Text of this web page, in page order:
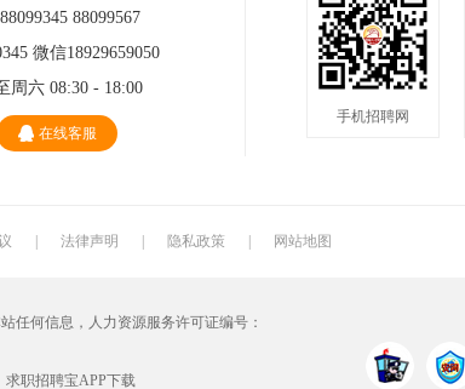
88099567
微信18929659050
周六 08:30 - 18:00
在线客服
手机招聘网
法律声明 隐私政策 网站地图
任何信息，人力资源服务许可证编号：
求职招聘宝APP下载